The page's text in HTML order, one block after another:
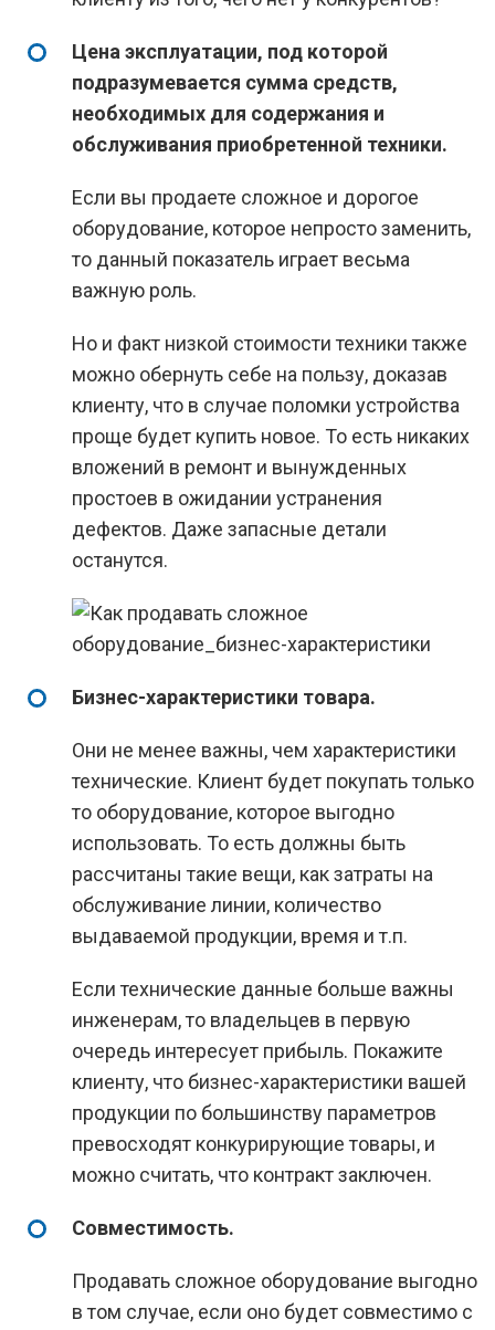
Цена эксплуатации, под которой
подразумевается сумма средств,
необходимых для содержания и
обслуживания приобретенной техники.
Если вы продаете сложное и дорогое
оборудование, которое непросто заменить,
то данный показатель играет весьма
важную роль.
Но и факт низкой стоимости техники также
можно обернуть себе на пользу, доказав
клиенту, что в случае поломки устройства
проще будет купить новое. То есть никаких
вложений в ремонт и вынужденных
простоев в ожидании устранения
дефектов. Даже запасные детали
останутся.
Бизнес-характеристики товара.
Они не менее важны, чем характеристики
технические. Клиент будет покупать только
то оборудование, которое выгодно
использовать. То есть должны быть
рассчитаны такие вещи, как затраты на
обслуживание линии, количество
выдаваемой продукции, время и т.п.
Если технические данные больше важны
инженерам, то владельцев в первую
очередь интересует прибыль. Покажите
клиенту, что бизнес-характеристики вашей
продукции по большинству параметров
превосходят конкурирующие товары, и
можно считать, что контракт заключен.
Совместимость.
Продавать сложное оборудование выгодно
в том случае, если оно будет совместимо с